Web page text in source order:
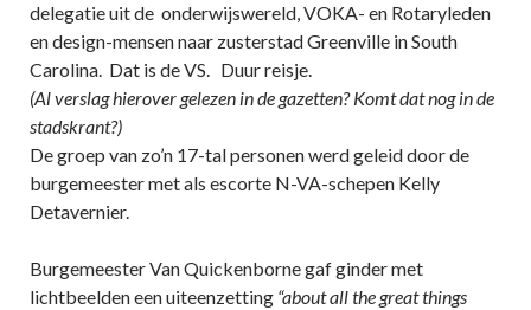
delegatie uit de onderwijswereld, VOKA- en Rotaryleden
en design-mensen naar zusterstad Greenville in South
Carolina. Dat is de VS. Duur reisje.
(Al verslag hierover gelezen in de gazetten? Komt dat nog in de
stadskrant?)
De groep van zo’n 17-tal personen werd geleid door de
burgemeester met als escorte N-VA-schepen Kelly
Detavernier.
Burgemeester Van Quickenborne gaf ginder met
lichtbeelden een uiteenzetting “about all the great things